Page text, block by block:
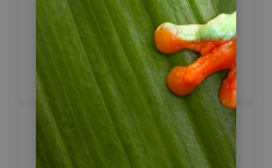
hohen Särge, „Karajia“, aus
gebranntem Ton und bewachen die
umliegende Landschaft. Hier finden
Sie zahlreiche sehr gut erhaltende
Rückfahrt nach
Chachapoyas